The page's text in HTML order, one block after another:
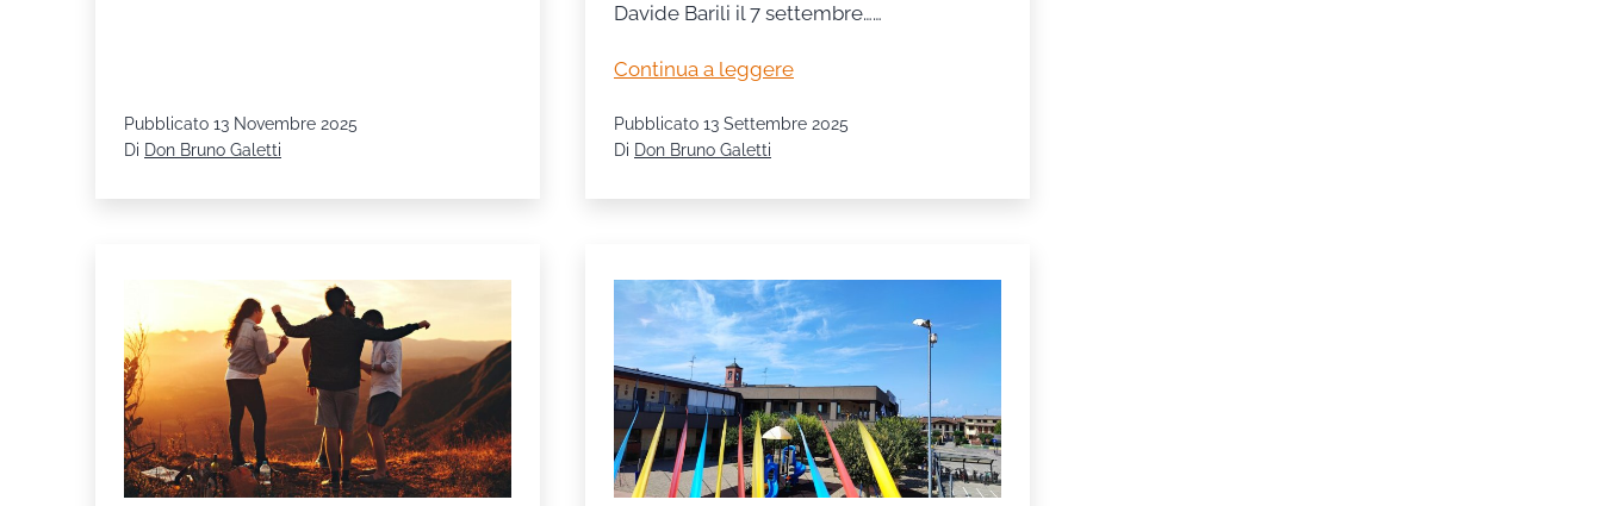
Santa
Pubblicato 13 Novembre 2025
Di Don Bruno Galetti
Davide Barili il 7 settembre……
Continua a leggereTestimoniamo
qualcuno
seguire,
abbiamo.
E
questo
è
il
Signore
Pubblicato 13 Settembre 2025
Di Don Bruno Galetti